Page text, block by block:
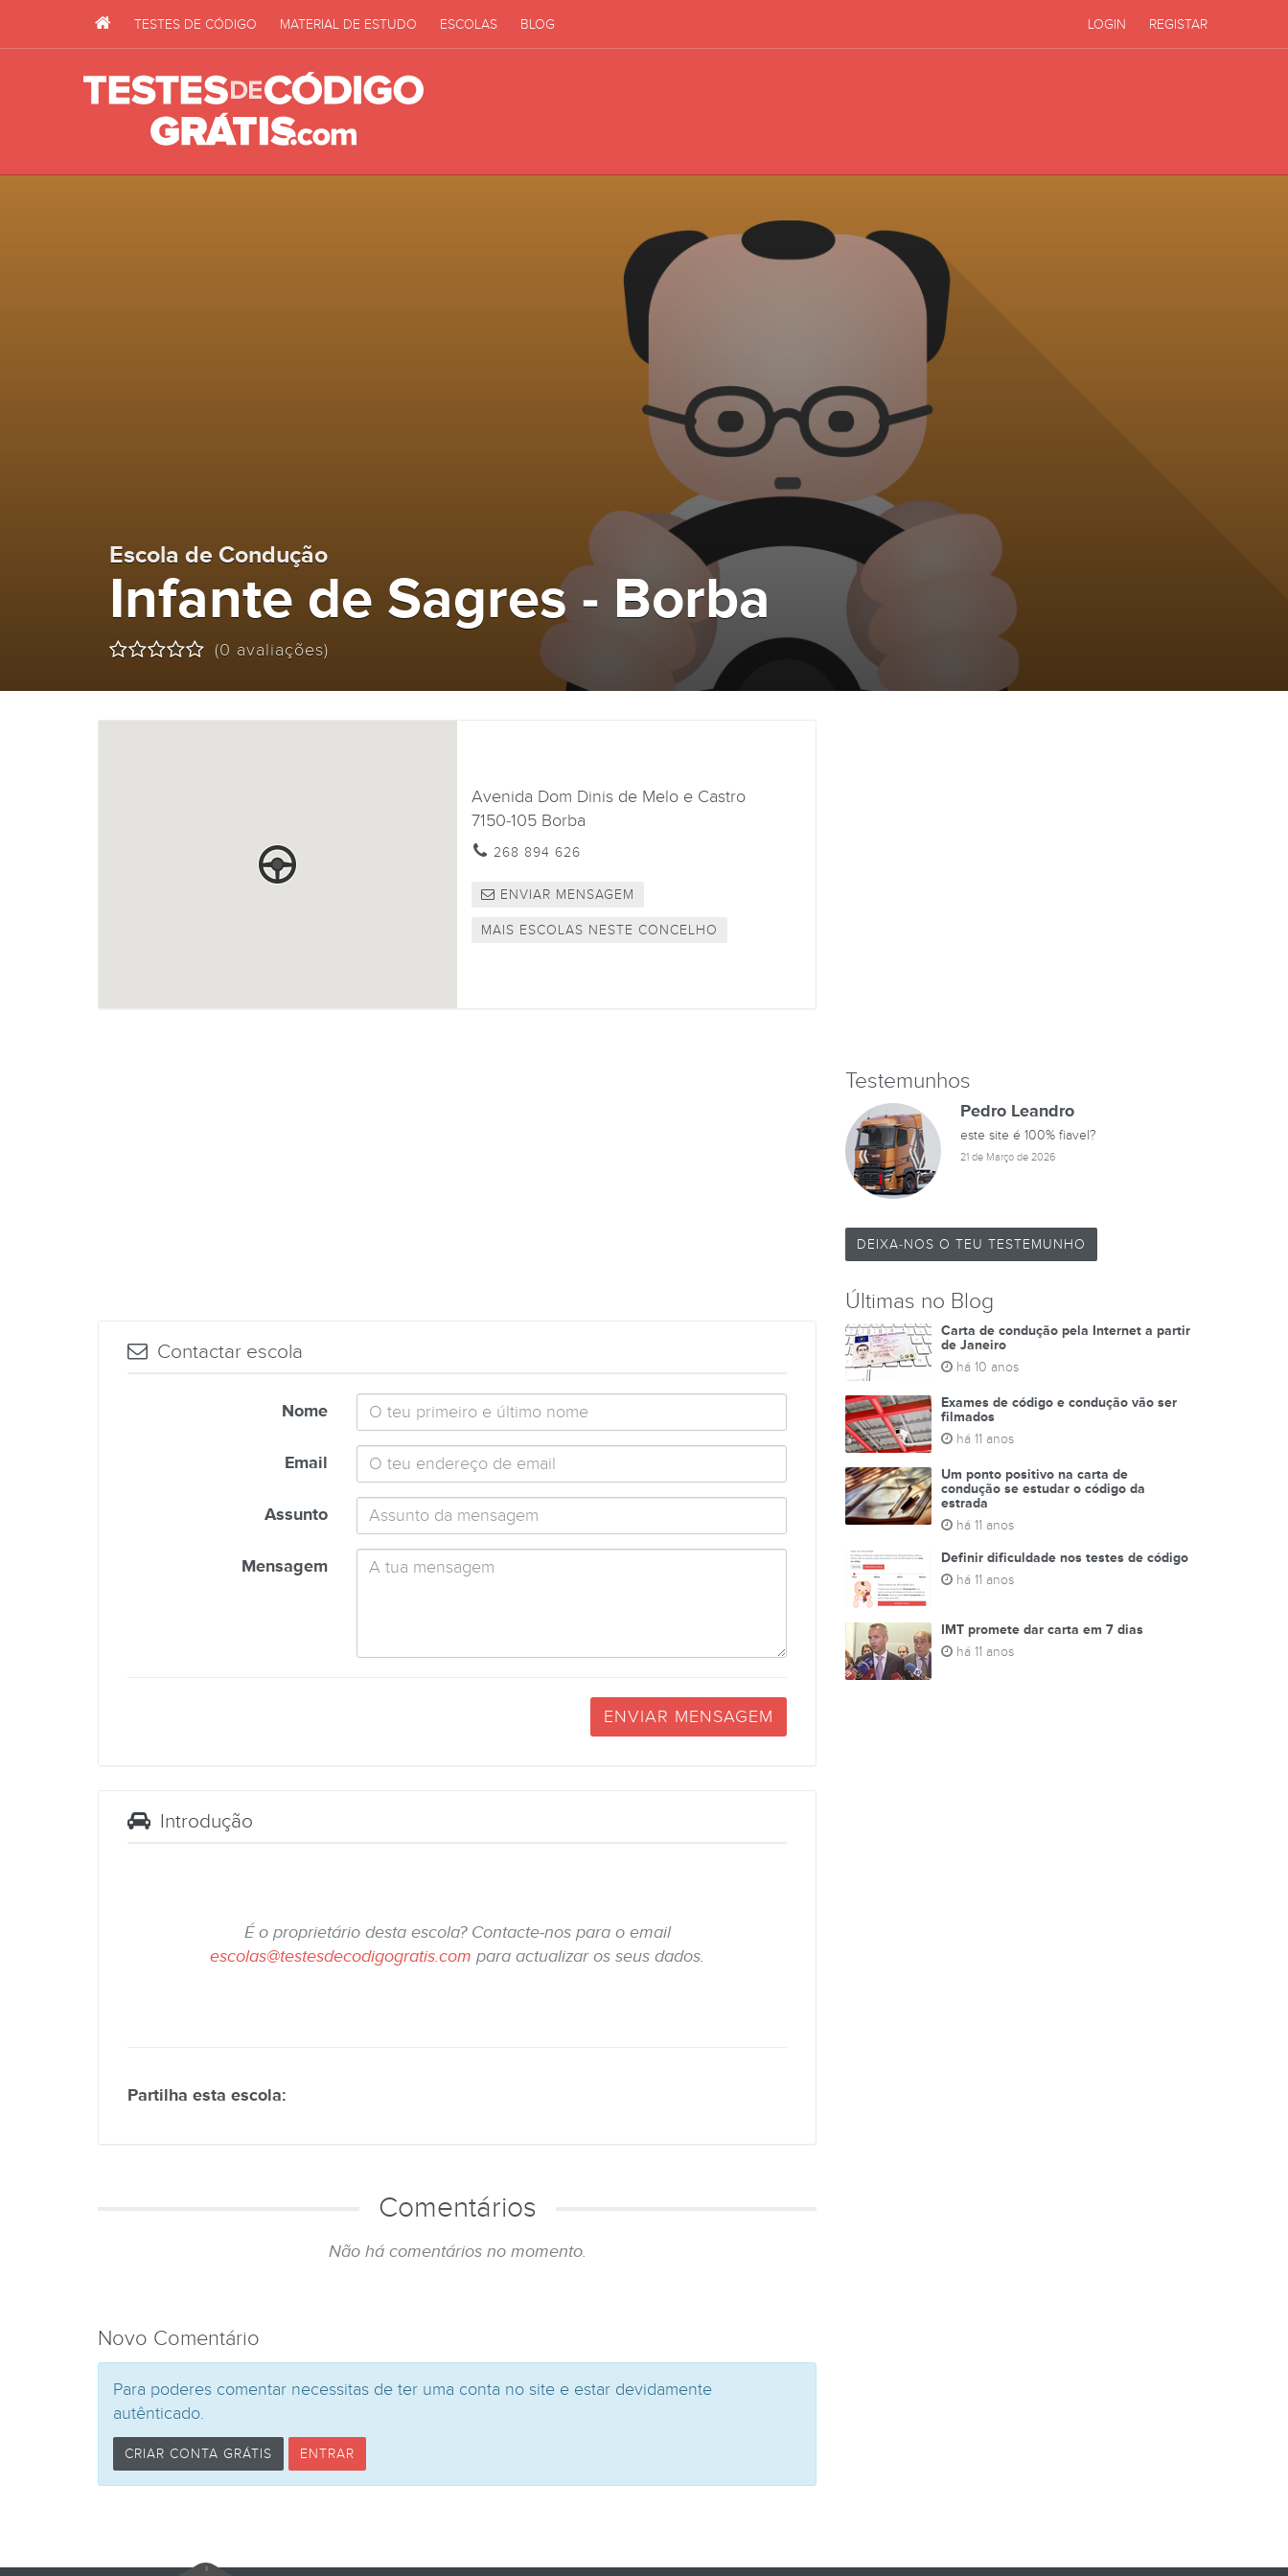
TESTES DE CÓDIGO MATERIAL DE ESTUDO ESCOLAS BLOG LOGIN REGISTAR
Escola de Condução
Infante de Sagres - Borba
(0 avaliações)
Avenida Dom Dinis de Melo e Castro
7150-105 Borba
268 894 626
ENVIAR MENSAGEM
MAIS ESCOLAS NESTE CONCELHO
Contactar escola
Nome
Email
Assunto
Mensagem
ENVIAR MENSAGEM
Introdução
É o proprietário desta escola? Contacte-nos para o email
escolas@testesdecodigogratis.com para actualizar os seus dados.
Partilha esta escola:
Comentários
Não há comentários no momento.
Novo Comentário
Para poderes comentar necessitas de ter uma conta no site e estar devidamente
autênticado.
CRIAR CONTA GRÁTIS ENTRAR
Testemunhos
Pedro Leandro
este site é 100% fiavel?
21 de Março de 2026
DEIXA-NOS O TEU TESTEMUNHO
Últimas no Blog
Carta de condução pela Internet a partir
de Janeiro
há 10 anos
Exames de código e condução vão ser
filmados
há 11 anos
Um ponto positivo na carta de
condução se estudar o código da
estrada
há 11 anos
Definir dificuldade nos testes de código
há 11 anos
IMT promete dar carta em 7 dias
há 11 anos